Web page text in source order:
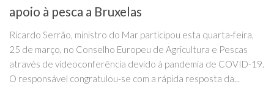
apoio à pesca a Bruxelas
Ricardo Serrão, ministro do Mar participou esta quarta-feira,
25 de março, no Conselho Europeu de Agricultura e Pescas
através de videoconferência devido à pandemia de COVID-19.
O responsável congratulou-se com a rápida resposta da...